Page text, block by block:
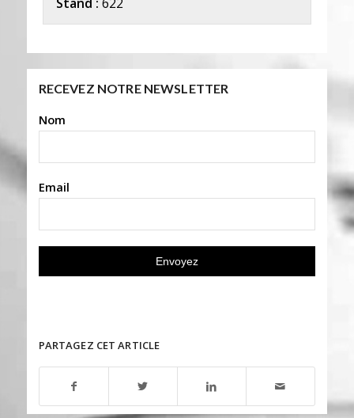
RECEVEZ NOTRE NEWSLETTER
Nom
Email
PARTAGEZ CET ARTICLE